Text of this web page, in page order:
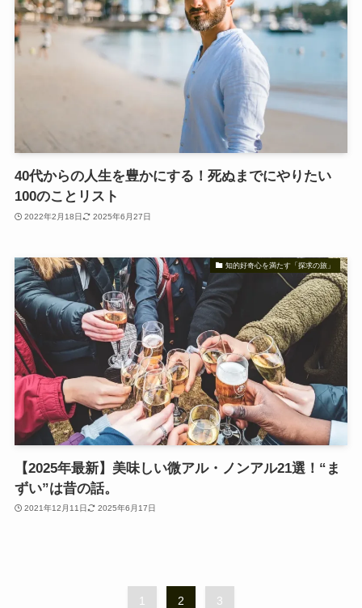
40代からの人生を豊かにする！死ぬまでにやりたい
100のことリスト
2022年2月18日 2025年6月27日
知的好奇心を満たす「探求の旅」
【2025年最新】美味しい微アル・ノンアル21選！“ま
ずい”は昔の話。
2021年12月11日 2025年6月17日
1 2 3